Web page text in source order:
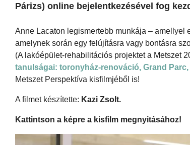
Párizs) online bejelentkezésével fog
Anne Lacaton legismertebb munkája – amellyel
amelynek során egy felújításra vagy bontásra
(A lakóépület-rehabilitációs projektet a Metszet
tanulságai: toronyház-renováció, Grand
Metszet Perspektíva kisfilmjéből is!
A filmet készítette: Kazi Zsolt.
Kattintson a képre a kisfilm megnyitásához!